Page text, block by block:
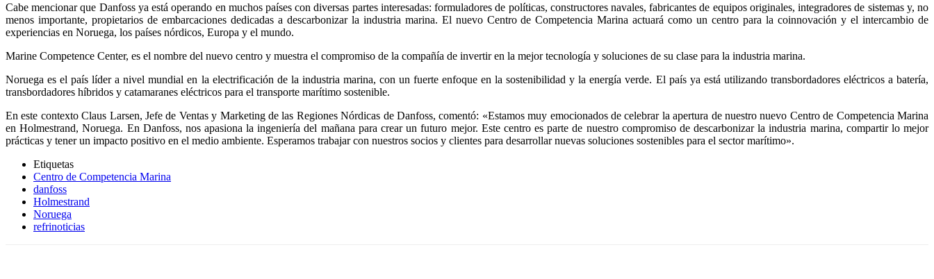
Cabe mencionar que Danfoss ya está operando en muchos países con diversas partes interesadas: formuladores de políticas, constructores navales, fabricantes de equipos originales, integradores de sistemas y, no
menos importante, propietarios de embarcaciones dedicadas a descarbonizar la industria marina. El nuevo Centro de Competencia Marina actuará como un centro para la coinnovación y el intercambio de
experiencias en Noruega, los países nórdicos, Europa y el mundo.
Marine Competence Center, es el nombre del nuevo centro y muestra el compromiso de la compañía de invertir en la mejor tecnología y soluciones de su clase para la industria marina.
Noruega es el país líder a nivel mundial en la electrificación de la industria marina, con un fuerte enfoque en la sostenibilidad y la energía verde. El país ya está utilizando transbordadores eléctricos a batería,
transbordadores híbridos y catamaranes eléctricos para el transporte marítimo sostenible.
En este contexto Claus Larsen, Jefe de Ventas y Marketing de las Regiones Nórdicas de Danfoss, comentó: «Estamos muy emocionados de celebrar la apertura de nuestro nuevo Centro de Competencia Marina
en Holmestrand, Noruega. En Danfoss, nos apasiona la ingeniería del mañana para crear un futuro mejor. Este centro es parte de nuestro compromiso de descarbonizar la industria marina, compartir lo mejor
prácticas y tener un impacto positivo en el medio ambiente. Esperamos trabajar con nuestros socios y clientes para desarrollar nuevas soluciones sostenibles para el sector marítimo».
Etiquetas
Centro de Competencia Marina
danfoss
Holmestrand
Noruega
refrinoticias